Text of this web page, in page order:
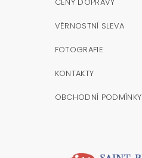
VĚRNOSTNÍ SLEVA
FOTOGRAFIE
KONTAKTY
OBCHODNÍ PODMÍNKY